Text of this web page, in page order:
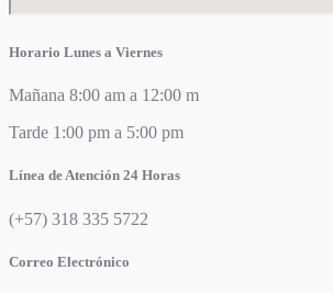
Horario Lunes a Viernes
Mañana 8:00 am a 12:00 m
Tarde 1:00 pm a 5:00 pm
Línea de Atención 24 Horas
(+57) 318 335 5722
Correo Electrónico